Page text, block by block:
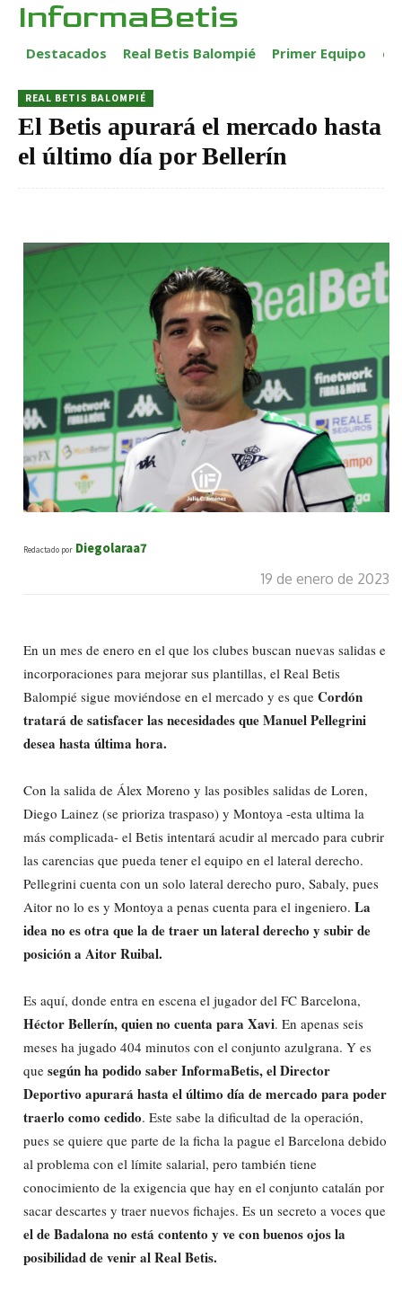
InformaBetis
Destacados Real Betis Balompié Primer Equipo
REAL BETIS BALOMPIÉ
El Betis apurará el mercado hasta
el último día por Bellerín
Redactado por Diegolaraa7
19 de enero de 2023
En un mes de enero en el que los clubes buscan nuevas salidas e
incorporaciones para mejorar sus plantillas, el Real Betis
Balompié sigue moviéndose en el mercado y es que Cordón
tratará de satisfacer las necesidades que Manuel Pellegrini
desea hasta última hora.
Con la salida de Álex Moreno y las posibles salidas de Loren,
Diego Lainez (se prioriza traspaso) y Montoya -esta ultima la
más complicada- el Betis intentará acudir al mercado para cubrir
las carencias que pueda tener el equipo en el lateral derecho.
Pellegrini cuenta con un solo lateral derecho puro, Sabaly, pues
Aitor no lo es y Montoya a penas cuenta para el ingeniero. La
idea no es otra que la de traer un lateral derecho y subir de
posición a Aitor Ruibal.
Es aquí, donde entra en escena el jugador del FC Barcelona,
Héctor Bellerín, quien no cuenta para Xavi. En apenas seis
meses ha jugado 404 minutos con el conjunto azulgrana. Y es
que según ha podido saber InformaBetis, el Director
Deportivo apurará hasta el último día de mercado para poder
traerlo como cedido. Este sabe la dificultad de la operación,
pues se quiere que parte de la ficha la pague el Barcelona debido
al problema con el límite salarial, pero también tiene
conocimiento de la exigencia que hay en el conjunto catalán por
sacar descartes y traer nuevos fichajes. Es un secreto a voces que
el de Badalona no está contento y ve con buenos ojos la
posibilidad de venir al Real Betis.